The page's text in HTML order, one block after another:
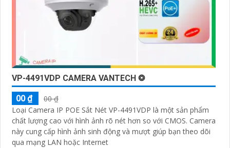
VP-4491VDP CAMERA VANTECH ❂
00 ₫
00 ₫
Loại Camera IP POE Sắt Nét VP-4491VDP là một sản phẩm
chất lượng cao với hình ảnh rõ nét hơn so với CMOS. Camera
này cung cấp hình ảnh sinh động và mượt giúp bạn theo dõi
qua mạng LAN hoặc Internet